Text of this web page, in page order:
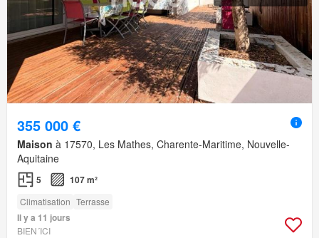
355 000 €
Maison à 17570, Les Mathes, Charente-Maritime, Nouvelle-
Aquitaine
5 107 m²
Climatisation Terrasse
Il y a 11 jours
BIEN´ICI